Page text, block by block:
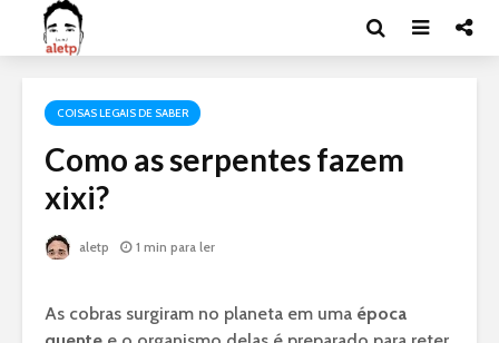
COISAS LEGAIS DE SABER
Como as serpentes fazem
xixi?
aletp 1 min para ler
As cobras surgiram no planeta em uma época